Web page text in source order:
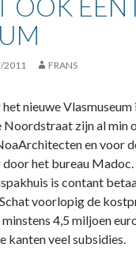
OOK EEN
2011 FRANS
nieuwe Vlasmuseum
Noordstraat zijn al min
en voor
het bureau Madoc.
is contant
voorlopig de
4,5 miljoen
kanten veel subsidies.